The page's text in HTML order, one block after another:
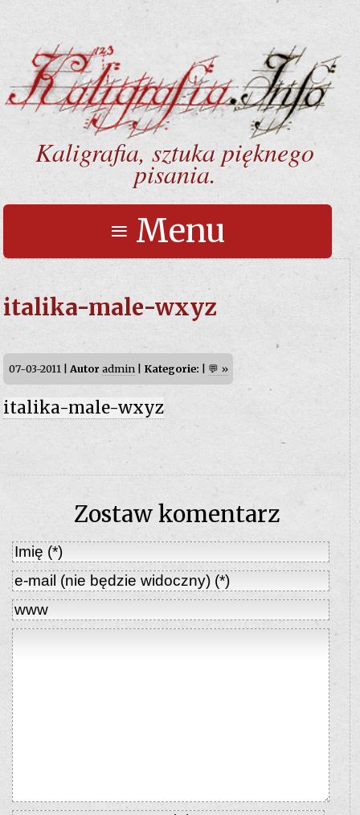
Kaligrafia, sztuka pięknego
pisania.
≡ Menu
italika-male-wxyz
07-03-2011 | Autor admin| Kategorie: 💬 »
italika-male-wxyz
Zostaw komentarz